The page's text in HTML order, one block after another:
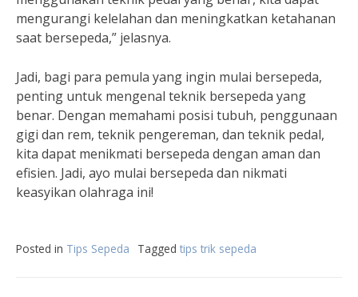
mengurangi kelelahan dan meningkatkan ketahanan
saat bersepeda,” jelasnya.
Jadi, bagi para pemula yang ingin mulai bersepeda,
penting untuk mengenal teknik bersepeda yang
benar. Dengan memahami posisi tubuh, penggunaan
gigi dan rem, teknik pengereman, dan teknik pedal,
kita dapat menikmati bersepeda dengan aman dan
efisien. Jadi, ayo mulai bersepeda dan nikmati
keasyikan olahraga ini!
Posted in Tips Sepeda Tagged tips trik sepeda